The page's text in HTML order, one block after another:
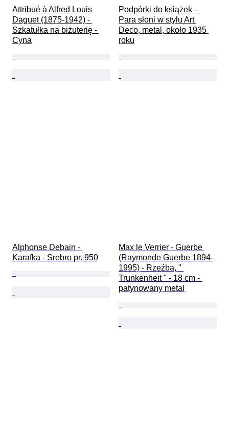
Attribué à Alfred Louis
Daguet (1875-1942) -
Szkatułka na biżuterię -
Cyna
Podpórki do książek -
Para słoni w stylu Art
Deco, metal, około 1935
roku
Alphonse Debain -
Karafka - Srebro pr. 950
Max le Verrier - Guerbe
(Raymonde Guerbe 1894-
1995) - Rzeźba, "
Trunkenheit " - 18 cm -
patynowany metal